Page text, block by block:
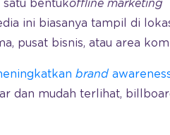
satu bentukoffline marketing
ini biasanya tampil di
pusat bisnis, atau area
brand
dan mudah terlihat,